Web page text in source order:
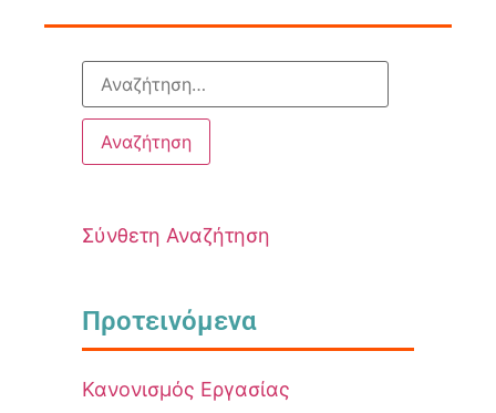
Σύνθετη Αναζήτηση
Προτεινόμενα
Κανονισμός Εργασίας